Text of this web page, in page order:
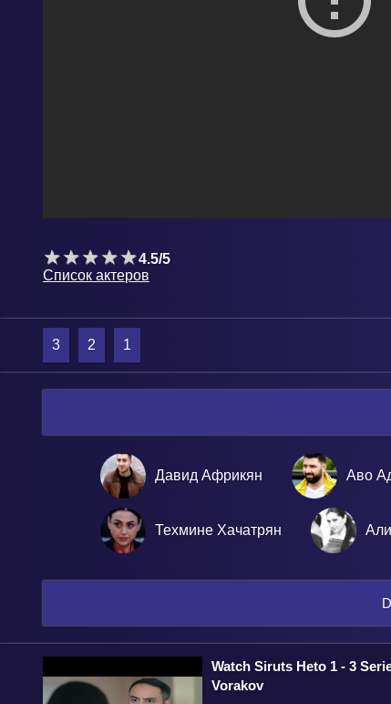
4.5/5
Список актеров
3 2 1
Давид Африкян Аво
Техмине Хачатрян
Watch Siruts Heto 1 - 3
Vorakov